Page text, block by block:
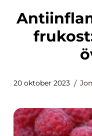
Antiinflammatorisk kost
20 oktober 2023